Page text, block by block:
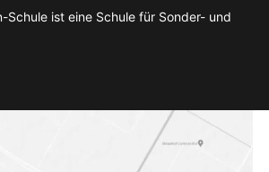
Schule ist eine Schule für Sonder- und